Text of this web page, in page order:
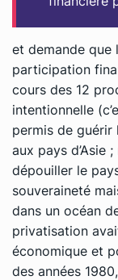
et demande que
participation
cours des 12
intentionnelle
permis de guérir
aux pays d’Asie
dépouiller le
souveraineté
dans un océan
privatisation
économique et
des années